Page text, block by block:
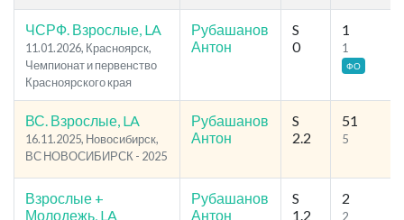
ЧСРФ. Взрослые, LA
11.01.2026, Красноярск,
Чемпионат и первенство
Красноярского края
Рубашанов
Антон
S
0
1
1
ФО
ВС. Взрослые, LA
16.11.2025, Новосибирск,
ВС НОВОСИБИРСК - 2025
Рубашанов
Антон
S
2.2
51
5
Взрослые +
Молодежь, LA
Рубашанов
Антон
S
1.2
2
2